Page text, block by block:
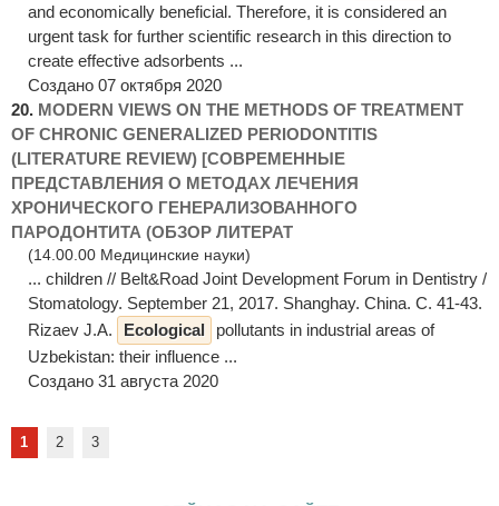
and economically beneficial. Therefore, it is considered an
urgent task for further scientific research in this direction to
create effective adsorbents ...
Создано 07 октября 2020
20. MODERN VIEWS ON THE METHODS OF TREATMENT
OF CHRONIC GENERALIZED PERIODONTITIS
(LITERATURE REVIEW) [СОВРЕМЕННЫЕ
ПРЕДСТАВЛЕНИЯ О МЕТОДАХ ЛЕЧЕНИЯ
ХРОНИЧЕСКОГО ГЕНЕРАЛИЗОВАННОГО
ПАРОДОНТИТА (ОБЗОР ЛИТЕРАТ
(14.00.00 Медицинские науки)
... children // Belt&Road Joint Development Forum in Dentistry /
Stomatology. September 21, 2017. Shanghay. China. С. 41-43.
Rizaev J.A.
Ecological
pollutants in industrial areas of
Uzbekistan: their influence ...
Создано 31 августа 2020
1 2 3